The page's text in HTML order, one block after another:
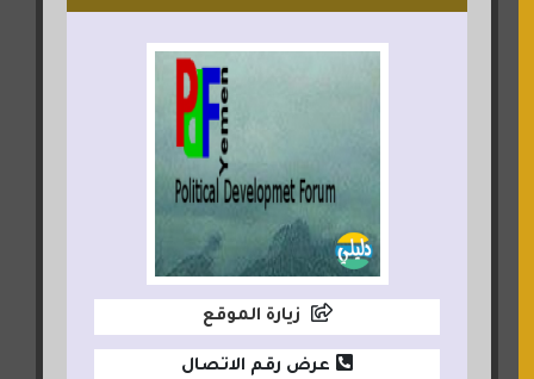
زيارة الموقع
عرض رقم الاتصال